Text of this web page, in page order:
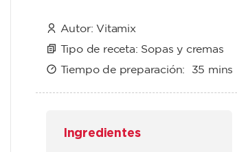
Autor: Vitamix
Tipo de receta: Sopas y cremas
Tiempo de preparación: 35 mins
Ingredientes